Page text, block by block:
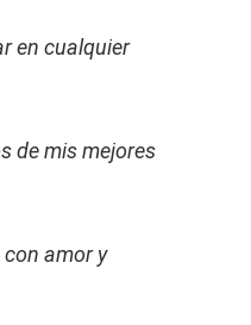
en cualquier
de mis mejores
con amor y